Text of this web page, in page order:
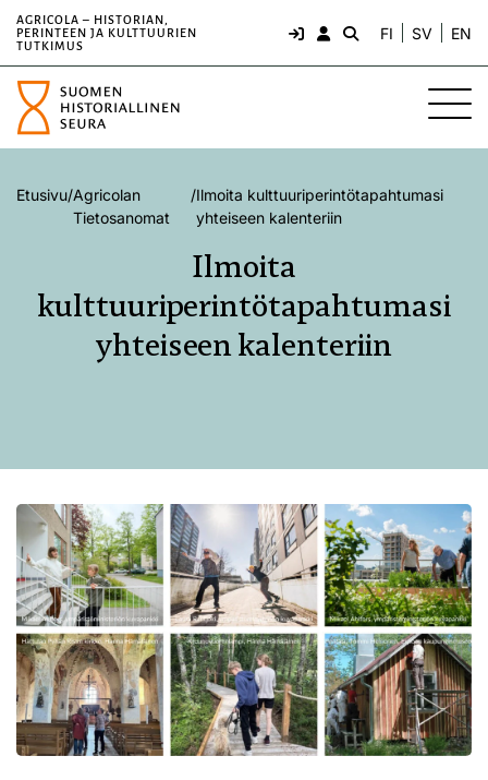
AGRICOLA – HISTORIAN,
PERINTEEN JA KULTTUURIEN
TUTKIMUS
FI SV EN
Etusivu/Agricolan
Tietosanomat
/Ilmoita kulttuuriperintötapahtumasi
yhteiseen kalenteriin
Ilmoita
kulttuuriperintötapahtumasi
yhteiseen kalenteriin